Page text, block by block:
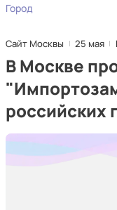
Город
Сайт Москвы 25 мая
В Москве
российских